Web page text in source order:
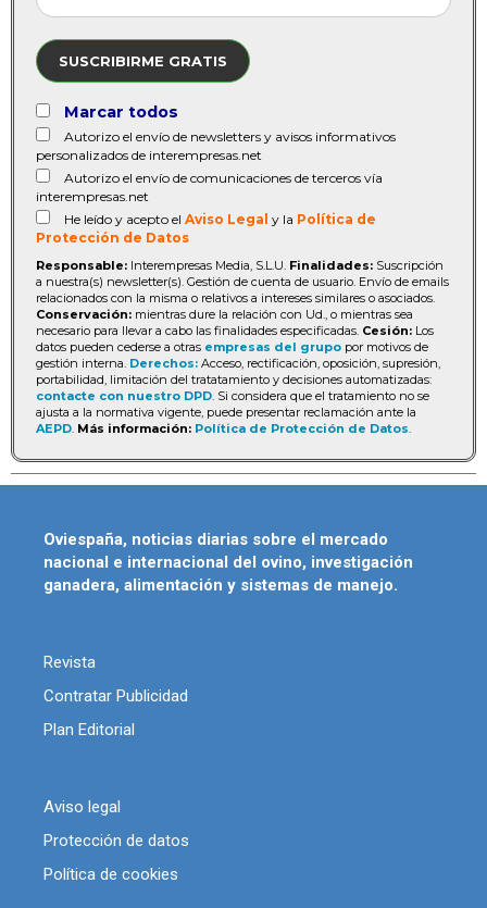
SUSCRIBIRME GRATIS
Marcar todos
Autorizo el envío de newsletters y avisos informativos
personalizados de interempresas.net
Autorizo el envío de comunicaciones de terceros vía
interempresas.net
He leído y acepto el Aviso Legal y la Política de
Protección de Datos
Responsable: Interempresas Media, S.L.U. Finalidades: Suscripción
a nuestra(s) newsletter(s). Gestión de cuenta de usuario. Envío de emails
relacionados con la misma o relativos a intereses similares o asociados.
Conservación: mientras dure la relación con Ud., o mientras sea
necesario para llevar a cabo las finalidades especificadas. Cesión: Los
datos pueden cederse a otras empresas del grupo por motivos de
gestión interna. Derechos: Acceso, rectificación, oposición, supresión,
portabilidad, limitación del tratatamiento y decisiones automatizadas:
contacte con nuestro DPD . Si considera que el tratamiento no se
ajusta a la normativa vigente, puede presentar reclamación ante la
AEPD Más información: Política de Protección de Datos
Oviespaña, noticias diarias sobre el mercado
nacional e internacional del ovino, investigación
ganadera, alimentación y sistemas de manejo.
Revista
Contratar Publicidad
Plan Editorial
Aviso legal
Protección de datos
Política de cookies